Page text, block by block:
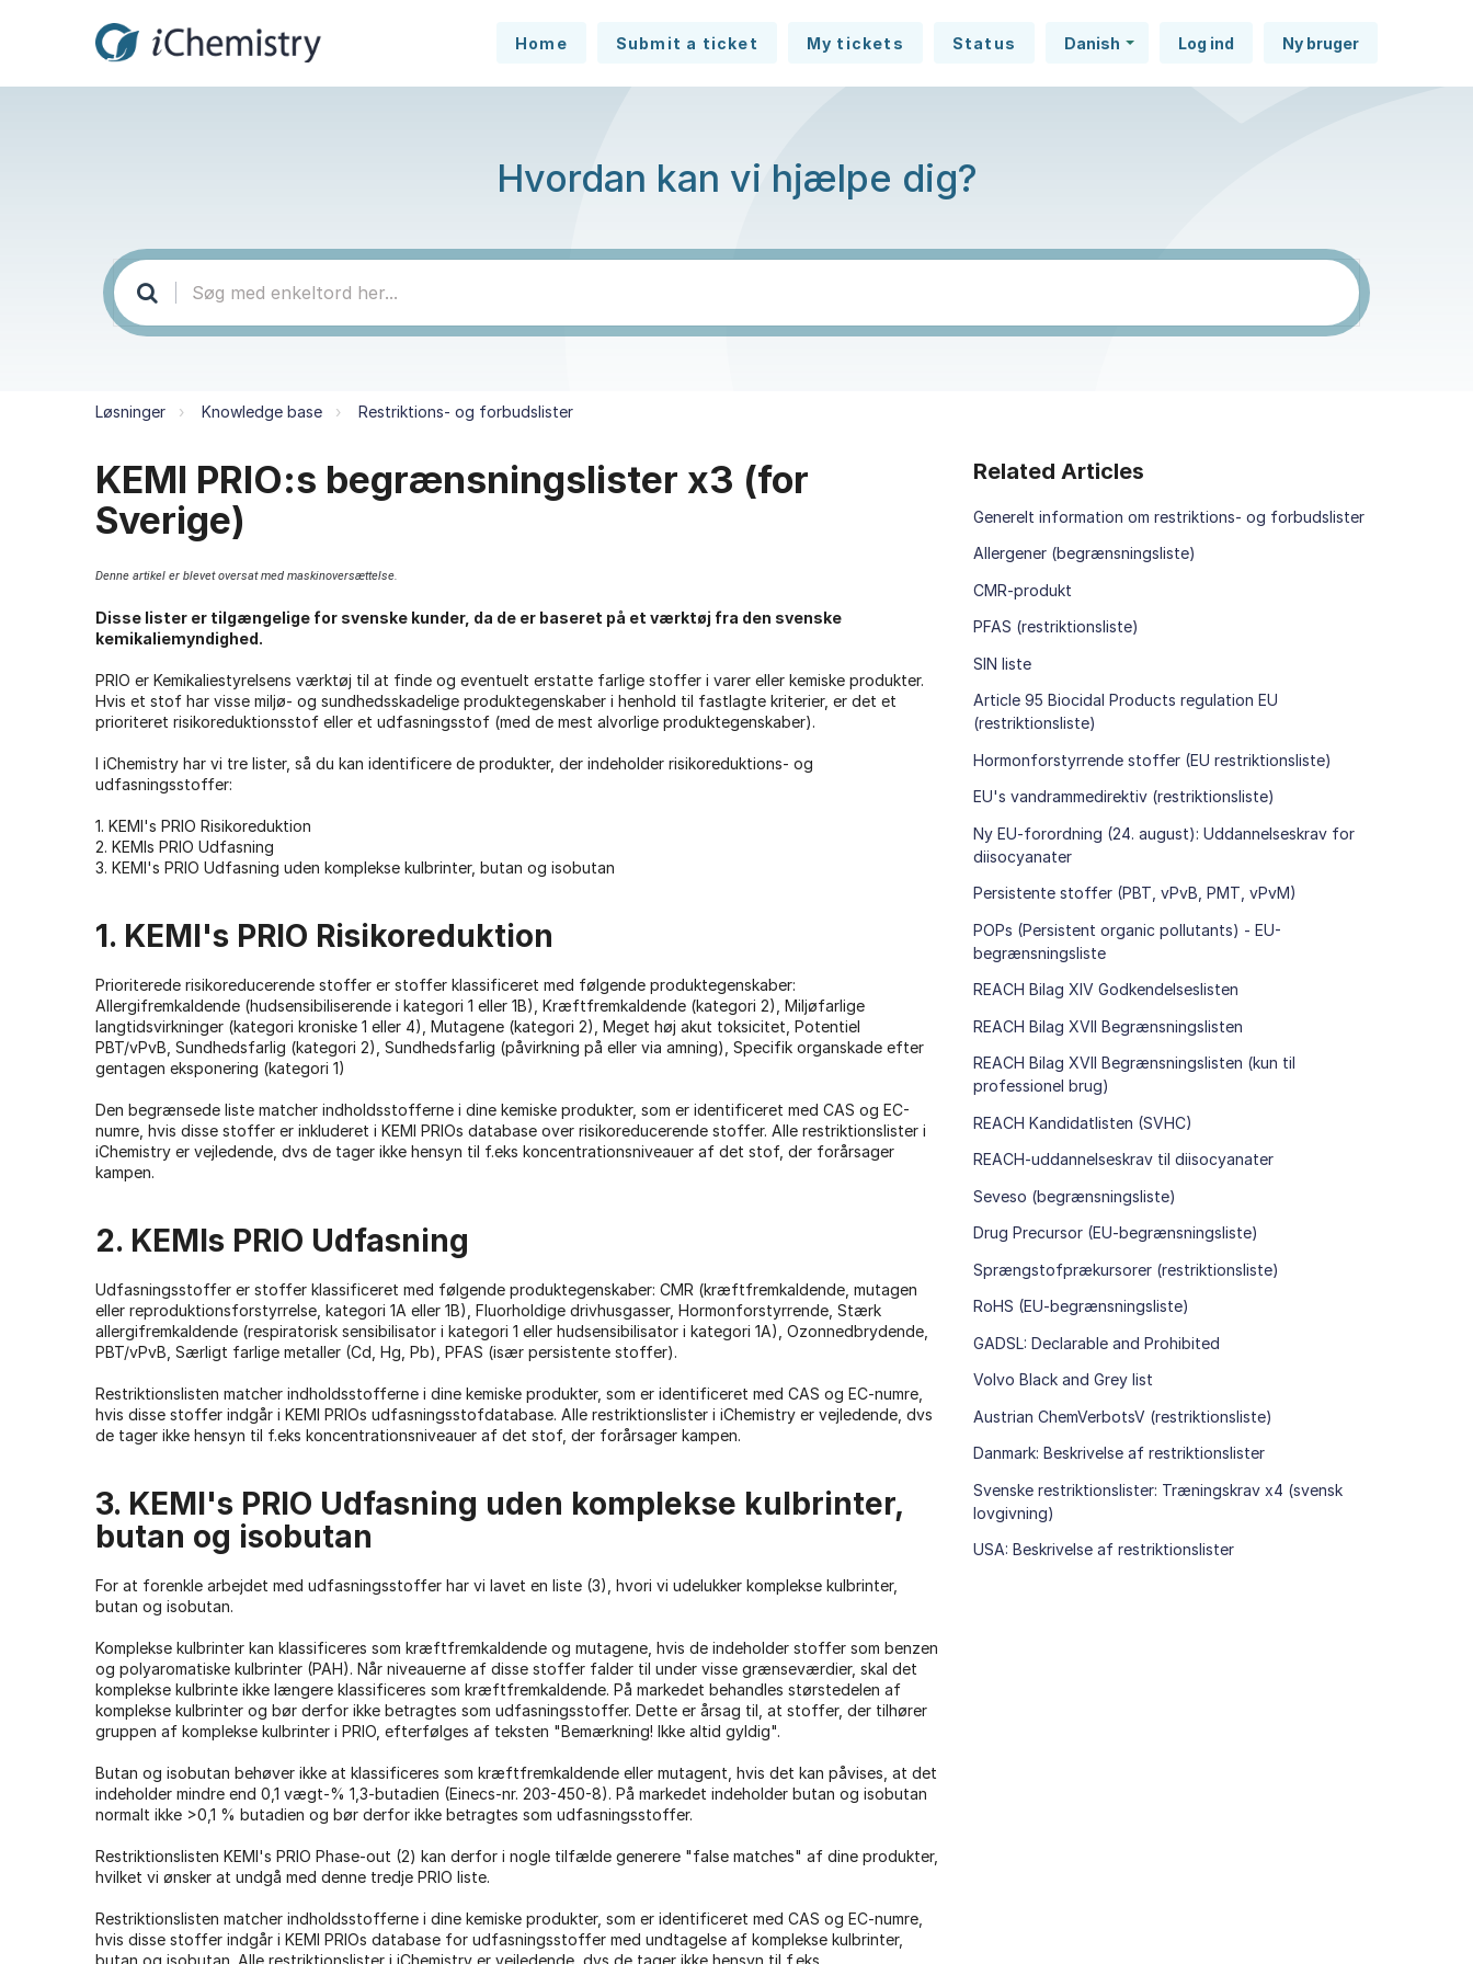
Home Submit a ticket My tickets Status Danish Log ind Ny bruger
Hvordan kan vi hjælpe dig?
Løsninger Knowledge base Restriktions- og forbudslister
KEMI PRIO:s begrænsningslister x3 (for
Sverige)
Denne artikel er blevet oversat med maskinoversættelse.
Disse lister er tilgængelige for svenske kunder, da de er baseret på et værktøj fra den svenske
kemikaliemyndighed.
PRIO er Kemikaliestyrelsens værktøj til at finde og eventuelt erstatte farlige stoffer i varer eller kemiske produkter.
Hvis et stof har visse miljø- og sundhedsskadelige produktegenskaber i henhold til fastlagte kriterier, er det et
prioriteret risikoreduktionsstof eller et udfasningsstof (med de mest alvorlige produktegenskaber).
I iChemistry har vi tre lister, så du kan identificere de produkter, der indeholder risikoreduktions- og
udfasningsstoffer:
1. KEMI's PRIO Risikoreduktion
2. KEMIs PRIO Udfasning
3. KEMI's PRIO Udfasning uden komplekse kulbrinter, butan og isobutan
1. KEMI's PRIO Risikoreduktion
Prioriterede risikoreducerende stoffer er stoffer klassificeret med følgende produktegenskaber:
Allergifremkaldende (hudsensibiliserende i kategori 1 eller 1B), Kræftfremkaldende (kategori 2), Miljøfarlige
langtidsvirkninger (kategori kroniske 1 eller 4), Mutagene (kategori 2), Meget høj akut toksicitet, Potentiel
PBT/vPvB, Sundhedsfarlig (kategori 2), Sundhedsfarlig (påvirkning på eller via amning), Specifik organskade efter
gentagen eksponering (kategori 1)
Den begrænsede liste matcher indholdsstofferne i dine kemiske produkter, som er identificeret med CAS og EC-
numre, hvis disse stoffer er inkluderet i KEMI PRIOs database over risikoreducerende stoffer. Alle restriktionslister i
iChemistry er vejledende, dvs de tager ikke hensyn til f.eks koncentrationsniveauer af det stof, der forårsager
kampen.
2. KEMIs PRIO Udfasning
Udfasningsstoffer er stoffer klassificeret med følgende produktegenskaber: CMR (kræftfremkaldende, mutagen
eller reproduktionsforstyrrelse, kategori 1A eller 1B), Fluorholdige drivhusgasser, Hormonforstyrrende, Stærk
allergifremkaldende (respiratorisk sensibilisator i kategori 1 eller hudsensibilisator i kategori 1A), Ozonnedbrydende,
PBT/vPvB, Særligt farlige metaller (Cd, Hg, Pb), PFAS (især persistente stoffer).
Restriktionslisten matcher indholdsstofferne i dine kemiske produkter, som er identificeret med CAS og EC-numre,
hvis disse stoffer indgår i KEMI PRIOs udfasningsstofdatabase. Alle restriktionslister i iChemistry er vejledende, dvs
de tager ikke hensyn til f.eks koncentrationsniveauer af det stof, der forårsager kampen.
3. KEMI's PRIO Udfasning uden komplekse kulbrinter,
butan og isobutan
For at forenkle arbejdet med udfasningsstoffer har vi lavet en liste (3), hvori vi udelukker komplekse kulbrinter,
butan og isobutan.
Komplekse kulbrinter kan klassificeres som kræftfremkaldende og mutagene, hvis de indeholder stoffer som benzen
og polyaromatiske kulbrinter (PAH). Når niveauerne af disse stoffer falder til under visse grænseværdier, skal det
komplekse kulbrinte ikke længere klassificeres som kræftfremkaldende. På markedet behandles størstedelen af ​​
komplekse kulbrinter og bør derfor ikke betragtes som udfasningsstoffer. Dette er årsag til, at stoffer, der tilhører
gruppen af ​​komplekse kulbrinter i PRIO, efterfølges af teksten "Bemærkning! Ikke altid gyldig".
Butan og isobutan behøver ikke at klassificeres som kræftfremkaldende eller mutagent, hvis det kan påvises, at det
indeholder mindre end 0,1 vægt-% 1,3-butadien (Einecs-nr. 203-450-8). På markedet indeholder butan og isobutan
normalt ikke >0,1 % butadien og bør derfor ikke betragtes som udfasningsstoffer.
Restriktionslisten KEMI's PRIO Phase-out (2) kan derfor i nogle tilfælde generere "false matches" af dine produkter,
hvilket vi ønsker at undgå med denne tredje PRIO liste.
Restriktionslisten matcher indholdsstofferne i dine kemiske produkter, som er identificeret med CAS og EC-numre,
hvis disse stoffer indgår i KEMI PRIOs database for udfasningsstoffer med undtagelse af komplekse kulbrinter,
butan og isobutan. Alle restriktionslister i iChemistry er vejledende, dvs de tager ikke hensyn til f.eks
Related Articles
Generelt information om restriktions- og forbudslister
Allergener (begrænsningsliste)
CMR-produkt
PFAS (restriktionsliste)
SIN liste
Article 95 Biocidal Products regulation EU
(restriktionsliste)
Hormonforstyrrende stoffer (EU restriktionsliste)
EU's vandrammedirektiv (restriktionsliste)
Ny EU-forordning (24. august): Uddannelseskrav for
diisocyanater
Persistente stoffer (PBT, vPvB, PMT, vPvM)
POPs (Persistent organic pollutants) - EU-
begrænsningsliste
REACH Bilag XIV Godkendelseslisten
REACH Bilag XVII Begrænsningslisten
REACH Bilag XVII Begrænsningslisten (kun til
professionel brug)
REACH Kandidatlisten (SVHC)
REACH-uddannelseskrav til diisocyanater
Seveso (begrænsningsliste)
Drug Precursor (EU-begrænsningsliste)
Sprængstofprækursorer (restriktionsliste)
RoHS (EU-begrænsningsliste)
GADSL: Declarable and Prohibited
Volvo Black and Grey list
Austrian ChemVerbotsV (restriktionsliste)
Danmark: Beskrivelse af restriktionslister
Svenske restriktionslister: Træningskrav x4 (svensk
lovgivning)
USA: Beskrivelse af restriktionslister